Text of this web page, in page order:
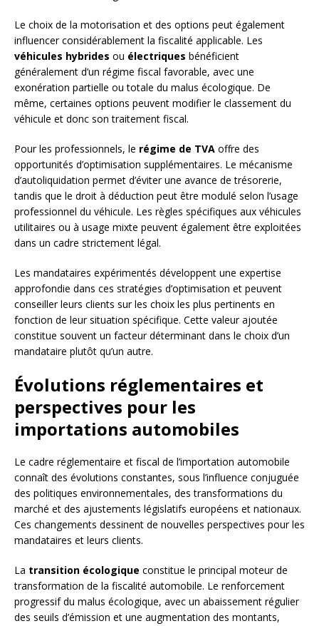
Le choix de la motorisation et des options peut également
influencer considérablement la fiscalité applicable. Les
véhicules hybrides ou électriques bénéficient
généralement d’un régime fiscal favorable, avec une
exonération partielle ou totale du malus écologique. De
même, certaines options peuvent modifier le classement du
véhicule et donc son traitement fiscal.
Pour les professionnels, le régime de TVA offre des
opportunités d’optimisation supplémentaires. Le mécanisme
d’autoliquidation permet d’éviter une avance de trésorerie,
tandis que le droit à déduction peut être modulé selon l’usage
professionnel du véhicule. Les règles spécifiques aux véhicules
utilitaires ou à usage mixte peuvent également être exploitées
dans un cadre strictement légal.
Les mandataires expérimentés développent une expertise
approfondie dans ces stratégies d’optimisation et peuvent
conseiller leurs clients sur les choix les plus pertinents en
fonction de leur situation spécifique. Cette valeur ajoutée
constitue souvent un facteur déterminant dans le choix d’un
mandataire plutôt qu’un autre.
Évolutions réglementaires et
perspectives pour les
importations automobiles
Le cadre réglementaire et fiscal de l’importation automobile
connaît des évolutions constantes, sous l’influence conjuguée
des politiques environnementales, des transformations du
marché et des ajustements législatifs européens et nationaux.
Ces changements dessinent de nouvelles perspectives pour les
mandataires et leurs clients.
La transition écologique constitue le principal moteur de
transformation de la fiscalité automobile. Le renforcement
progressif du malus écologique, avec un abaissement régulier
des seuils d’émission et une augmentation des montants,